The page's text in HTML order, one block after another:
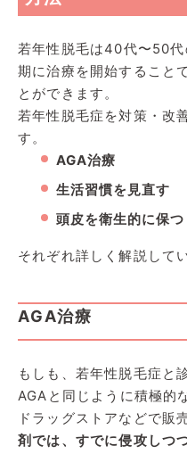
若年性脱毛は40代〜50
期に治療を開始すること
とができます。
若年性脱毛症を対策・改
す。
AGA治療
生活習慣を見直す
頭皮を衛生的に保つ
それぞれ詳しく解説して
AGA治療
もしも、若年性脱毛症と
AGAと同じように積極的
ドラッグストアなどで販
剤では、すでに侵攻しつ